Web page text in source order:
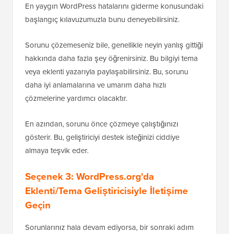
En yaygın WordPress hatalarını giderme konusundaki
başlangıç kılavuzumuzla bunu deneyebilirsiniz.
Sorunu çözemeseniz bile, genellikle neyin yanlış gittiği
hakkında daha fazla şey öğrenirsiniz. Bu bilgiyi tema
veya eklenti yazarıyla paylaşabilirsiniz. Bu, sorunu
daha iyi anlamalarına ve umarım daha hızlı
çözmelerine yardımcı olacaktır.
En azından, sorunu önce çözmeye çalıştığınızı
gösterir. Bu, geliştiriciyi destek isteğinizi ciddiye
almaya teşvik eder.
Seçenek 3: WordPress.org'da
Eklenti/Tema Geliştiricisiyle İletişime
Geçin
Sorunlarınız hala devam ediyorsa, bir sonraki adım